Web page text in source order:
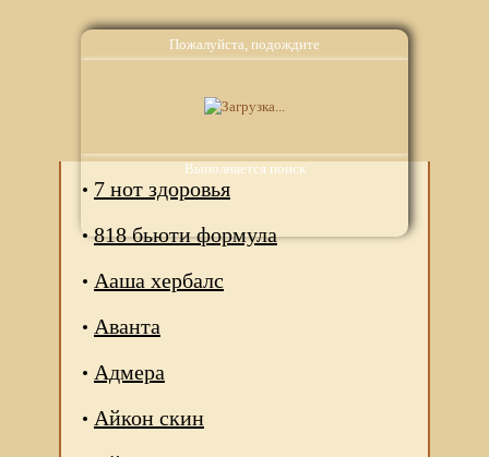
Пожалуйста, подождите
Выполняется поиск
7 нот здоровья
818 бьюти формула
Ааша хербалс
Аванта
Адмера
Айкон скин